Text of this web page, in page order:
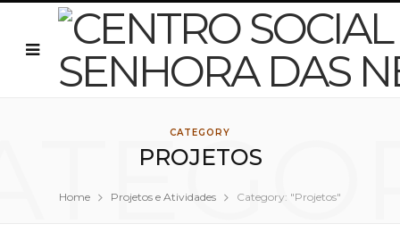
CATEGORY
PROJETOS
Home Projetos e Atividades Category: "Projetos"